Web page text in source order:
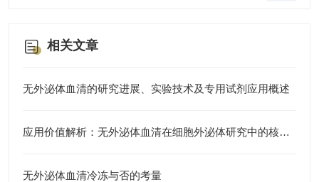
相关文章
无外泌体血清的研究进展、实验技术及专用试剂应用概述
应用价值解析：无外泌体血清在细胞外泌体研究中的核心作用
无外泌体血清冷冻与否的考量